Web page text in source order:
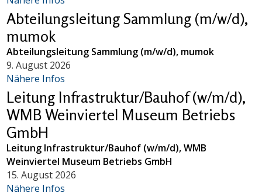
Abteilungsleitung Sammlung (m/w/d),
mumok
Abteilungsleitung Sammlung (m/w/d), mumok
9. August 2026
Nähere Infos
Leitung Infrastruktur/Bauhof (w/m/d),
WMB Weinviertel Museum Betriebs
GmbH
Leitung Infrastruktur/Bauhof (w/m/d), WMB
Weinviertel Museum Betriebs GmbH
15. August 2026
Nähere Infos